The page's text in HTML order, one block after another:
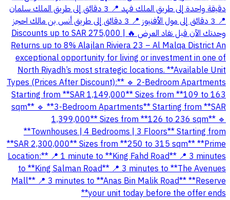
دقيقة واحدة إلى طريق الملك فهد 📍 3 دقائق إلى طريق الملك سلمان
📍 3 دقائق إلى مول الأفنيوز 📍 3 دقائق إلى طريق أنس بن مالك احجز
وحدتك الآن قبل نفاد العرض 🔥 Discounts up to SAR 275,000 |
Returns up to 8% Alajlan Riviera 23 – Al Malqa District An
exceptional opportunity for living or investment in one of
North Riyadh’s most strategic locations. **Available Unit
Types (Prices After Discount):** 🔹 2-Bedroom Apartments
Starting from **SAR 1,149,000** Sizes from **109 to 163
sqm** 🔹 **3-Bedroom Apartments** Starting from **SAR
1,399,000** Sizes from **126 to 236 sqm** 🔹
**Townhouses | 4 Bedrooms | 3 Floors** Starting from
**SAR 2,300,000** Sizes from **250 to 315 sqm** **Prime
Location:** 📍 1 minute to **King Fahd Road** 📍 3 minutes
to **King Salman Road** 📍 3 minutes to **The Avenues
Mall** 📍 3 minutes to **Anas Bin Malik Road** **Reserve
your unit today before the offer ends**